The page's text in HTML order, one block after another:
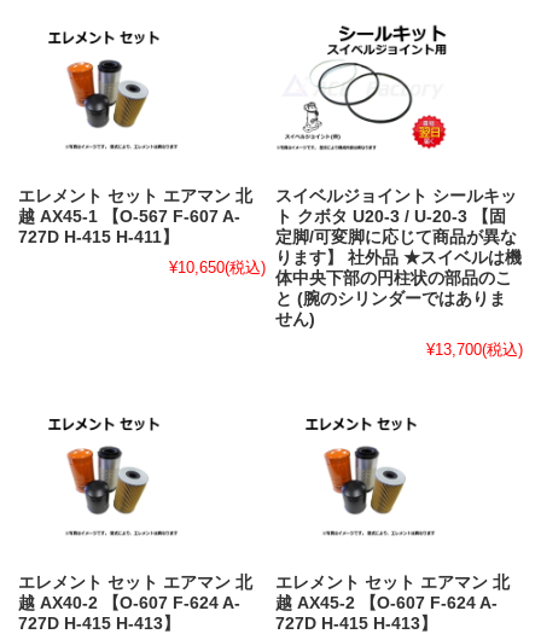
エレメント セット エアマン 北
越 AX45-1 【O-567 F-607 A-
727D H-415 H-411】
¥10,650(税込)
スイベルジョイント シールキッ
ト クボタ U20-3 / U-20-3 【固
定脚/可変脚に応じて商品が異な
ります】 社外品 ★スイベルは機
体中央下部の円柱状の部品のこ
と (腕のシリンダーではありま
せん)
¥13,700(税込)
エレメント セット エアマン 北
越 AX40-2 【O-607 F-624 A-
727D H-415 H-413】
エレメント セット エアマン 北
越 AX45-2 【O-607 F-624 A-
727D H-415 H-413】